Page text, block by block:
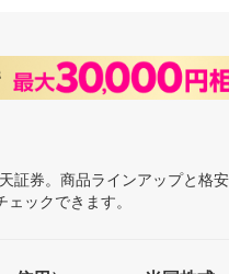
券。商品ラインアップと格
ックできます。